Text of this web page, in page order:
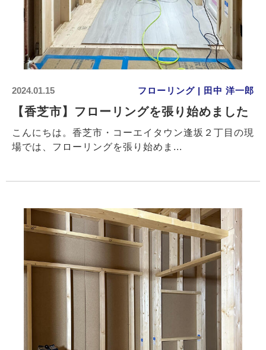
2024.01.15 フローリング | 田中 洋一郎
【香芝市】フローリングを張り始めました
こんにちは。香芝市・コーエイタウン逢坂２丁目の現
場では、フローリングを張り始めま...